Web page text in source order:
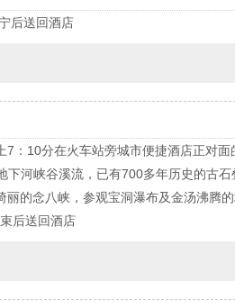
后送回酒店
10分在火车站旁城市便捷酒店正对面
河峡谷溪流，已有700多年历史的古
的念八峡，参观宝洞瀑布及金汤沸腾
后送回酒店